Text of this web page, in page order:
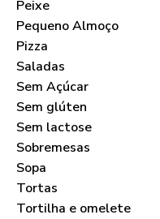
Peixe
Pequeno Almoço
Pizza
Saladas
Sem Açúcar
Sem glúten
Sem lactose
Sobremesas
Sopa
Tortas
Tortilha e omelete